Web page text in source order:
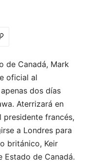
de Canadá, Mark
oficial al
dos días
Aterrizará en
presidente francés,
a Londres para
británico, Keir
Estado de Canadá.